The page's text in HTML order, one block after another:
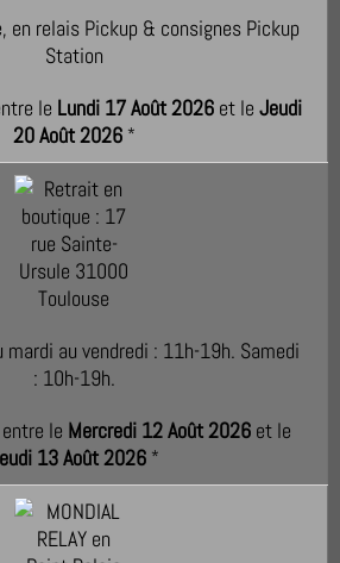
en relais Pickup & consignes Pickup
Station
le Lundi 17 Août 2026 et le Jeudi
20 Août 2026 *
mardi au vendredi : 11h-19h. Samedi
: 10h-19h.
le Mercredi 12 Août 2026 et le
13 Août 2026 *